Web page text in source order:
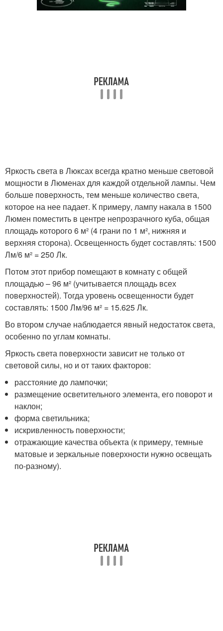
Яркость света в Люксах всегда кратно меньше световой
мощности в Люменах для каждой отдельной лампы. Чем
больше поверхность, тем меньше количество света,
которое на нее падает. К примеру, лампу накала в 1500
Люмен поместить в центре непрозрачного куба, общая
площадь которого 6 м² (4 грани по 1 м², нижняя и
верхняя сторона). Освещенность будет составлять: 1500
Лм/6 м² = 250 Лк.
Потом этот прибор помещают в комнату с общей
площадью – 96 м² (учитывается площадь всех
поверхностей). Тогда уровень освещенности будет
составлять: 1500 Лм/96 м² = 15.625 Лк.
Во втором случае наблюдается явный недостаток света,
особенно по углам комнаты.
Яркость света поверхности зависит не только от
световой силы, но и от таких факторов:
расстояние до лампочки;
размещение осветительного элемента, его поворот и
наклон;
форма светильника;
искривленность поверхности;
отражающие качества объекта (к примеру, темные
матовые и зеркальные поверхности нужно освещать
по-разному).